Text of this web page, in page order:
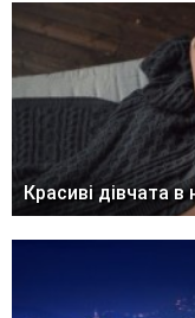
Красиві дівчата